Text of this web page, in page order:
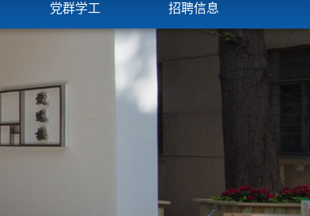
党群学工 招聘信息